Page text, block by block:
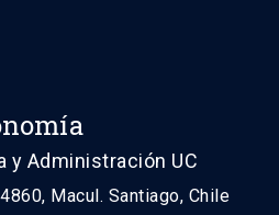
y Administración UC
Macul. Santiago, Chile